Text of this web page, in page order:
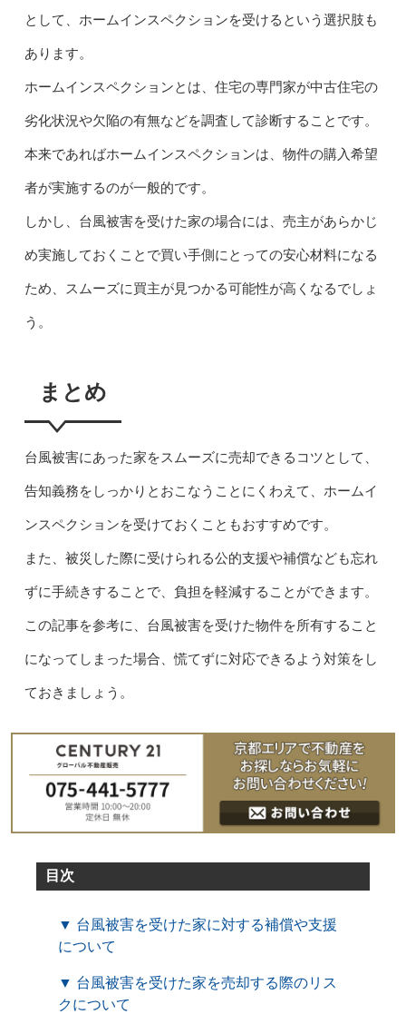
として、ホームインスペクションを受けるという選択肢も
あります。
ホームインスペクションとは、住宅の専門家が中古住宅の
劣化状況や欠陥の有無などを調査して診断することです。
本来であればホームインスペクションは、物件の購入希望
者が実施するのが一般的です。
しかし、台風被害を受けた家の場合には、売主があらかじ
め実施しておくことで買い手側にとっての安心材料になる
ため、スムーズに買主が見つかる可能性が高くなるでしょ
う。
まとめ
台風被害にあった家をスムーズに売却できるコツとして、
告知義務をしっかりとおこなうことにくわえて、ホームイ
ンスペクションを受けておくこともおすすめです。
また、被災した際に受けられる公的支援や補償なども忘れ
ずに手続きすることで、負担を軽減することができます。
この記事を参考に、台風被害を受けた物件を所有すること
になってしまった場合、慌てずに対応できるよう対策をし
ておきましょう。
目次
▼ 台風被害を受けた家に対する補償や支援
について
▼ 台風被害を受けた家を売却する際のリス
クについて